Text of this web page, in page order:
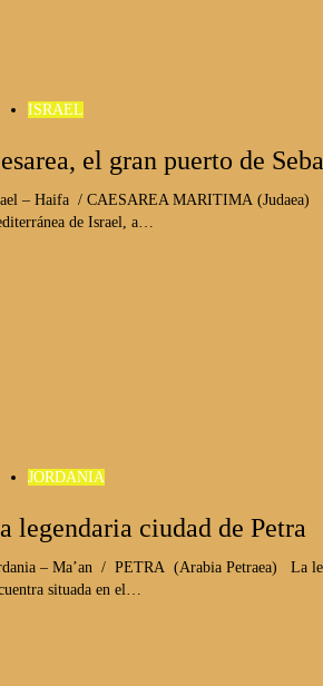
ISRAEL
el gran puerto de
– Haifa / CAESAREA MARITIMA (Judaea)
de Israel, a…
JORDANIA
legendaria ciudad de Petra
– Ma’an / PETRA (Arabia Petraea) La
situada en el…